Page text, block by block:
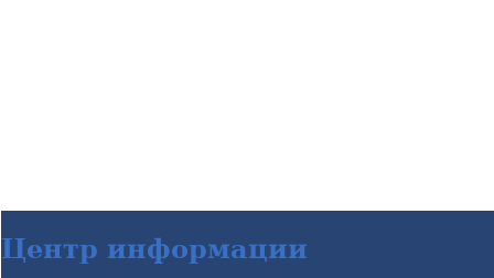
Центр информации